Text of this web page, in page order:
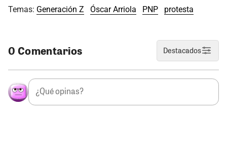
Temas: Generación Z Óscar Arriola PNP protesta
0 Comentarios Destacados